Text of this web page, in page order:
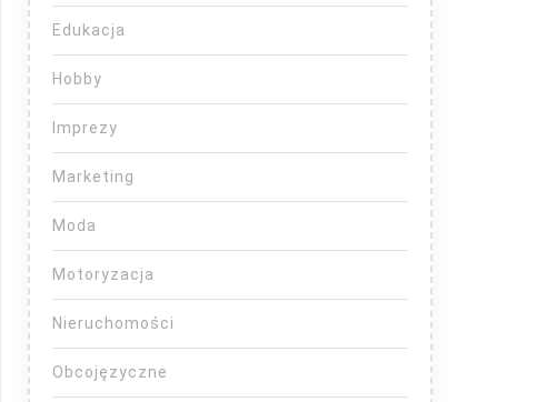
Edukacja
Hobby
Imprezy
Marketing
Moda
Motoryzacja
Nieruchomości
Obcojęzyczne